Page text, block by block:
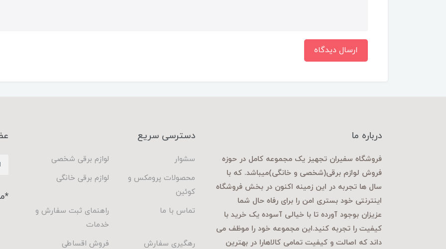
ارسال دیدگاه
درباره ما
فروشگاه سفیران تجهیز یک مجموعه کامل در حوزه
فروش لوازم برقی(شخصی و خانگی)میباشد. که با
سال ها تجربه در این زمینه اکنون در بخش فروشگاه
اینترنتی خود بستری امن را برای رفاه حال شما
عزیزان بوجود آورده تا با خیالی آسوده یک خرید با
کیفیت را تجربه کنید.این مجموعه خود را موظف می
داند که اصالت و کیفیت تمامی کالاهارا در بهترین
دسترسی سریع
سشوار
لوازم برقی شخصی
محصولات پرومکس و
کوئین
لوازم برقی خانگی
تماس با ما
راهنمای ثبت سفارش و
خدمات
رهگیری سفارش
فروش اقساطی